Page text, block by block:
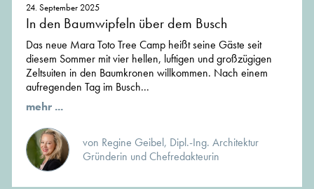
24. September 2025
In den Baumwipfeln über dem Busch
Das neue Mara Toto Tree Camp heißt seine Gäste seit
diesem Sommer mit vier hellen, luftigen und großzügigen
Zeltsuiten in den Baumkronen willkommen. Nach einem
aufregenden Tag im Busch...
mehr ...
von Regine Geibel, Dipl.-Ing. Architektur
Gründerin und Chefredakteurin